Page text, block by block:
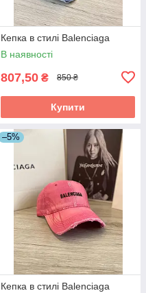
Кепка в стилі Balenciaga
В наявності
807,50 ₴ 850 ₴
Купити
–5%
Кепка в стилі Balenciaga